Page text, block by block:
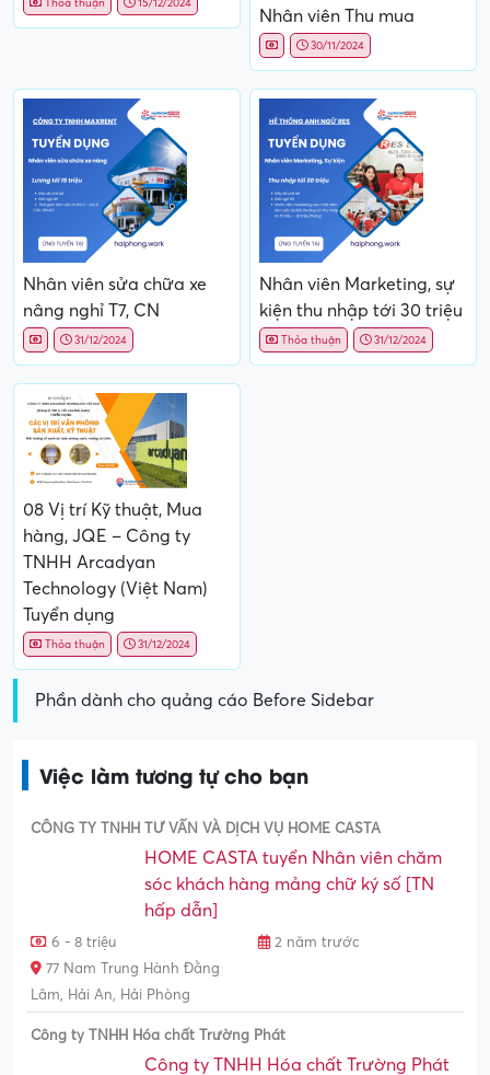
Thoả thuận 15/12/2024
Nhân viên Thu mua
30/11/2024
Nhân viên sửa chữa xe
nâng nghỉ T7, CN
31/12/2024
Nhân viên Marketing, sự
kiện thu nhập tới 30 triệu
Thỏa thuận 31/12/2024
08 Vị trí Kỹ thuật, Mua
hàng, JQE – Công ty
TNHH Arcadyan
Technology (Việt Nam)
Tuyển dụng
Thỏa thuận 31/12/2024
Phần dành cho quảng cáo Before Sidebar
Việc làm tương tự cho bạn
CÔNG TY TNHH TƯ VẤN VÀ DỊCH VỤ HOME CASTA
HOME CASTA tuyển Nhân viên chăm
sóc khách hàng mảng chữ ký số [TN
hấp dẫn]
6 - 8 triệu
2 năm trước
77 Nam Trung Hành Đằng
Lâm, Hải An, Hải Phòng
Công ty TNHH Hóa chất Trường Phát
Công ty TNHH Hóa chất Trường Phát